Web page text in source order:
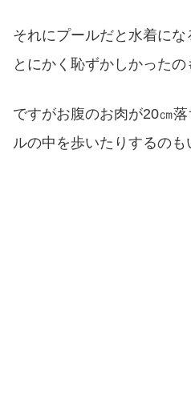
それにプールだと水着に
とにかく恥ずかしかったの
ですがお腹のお肉が20㎝
ルの中を歩いたりするのも